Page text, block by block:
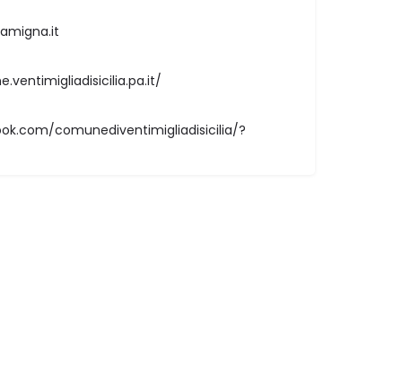
comunediventimigliadisicilia/?